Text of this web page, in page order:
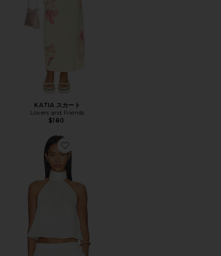
KATIA スカート
Lovers and Friends
$180
Favorite TESS トップ